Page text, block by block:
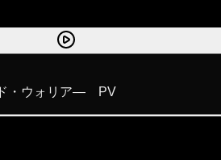
・ウォリア― PV